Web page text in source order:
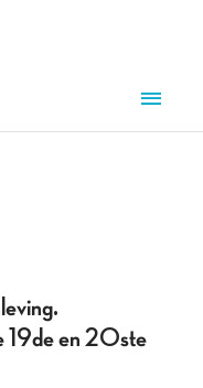
19de en 20ste